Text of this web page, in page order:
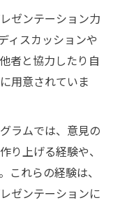
ゼンテーション力
ィスカッションや
者と協力したり自
用意されていま
ラムでは、意見の
り上げる経験や、
これらの経験は、
ゼンテーションに